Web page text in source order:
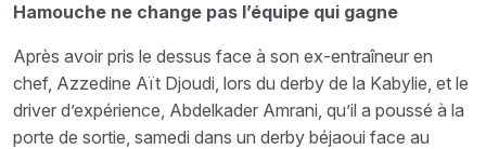
Hamouche ne change pas l’équipe qui gagne
Après avoir pris le dessus face à son ex-entraîneur en
chef, Azzedine Aït Djoudi, lors du derby de la Kabylie, et le
driver d’expérience, Abdelkader Amrani, qu’il a poussé à la
porte de sortie, samedi dans un derby béjaoui face au